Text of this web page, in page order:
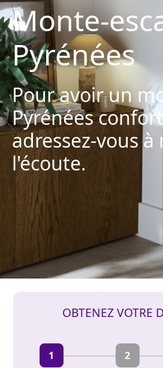
Monte-
Pyrénées
Pour avoir un
Pyrénées
adressez-vous
l'écoute.
OBTENEZ VOTRE
1 2